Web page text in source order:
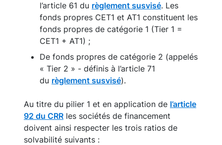
l’article 61 du règlement susvisé. Les
fonds propres CET1 et AT1 constituent les
fonds propres de catégorie 1 (Tier 1 =
CET1 + AT1) ;
De fonds propres de catégorie 2 (appelés
« Tier 2 » - définis à l’article 71
du règlement susvisé).
Au titre du pilier 1 et en application de l’article
92 du CRR les sociétés de financement
doivent ainsi respecter les trois ratios de
solvabilité suivants :